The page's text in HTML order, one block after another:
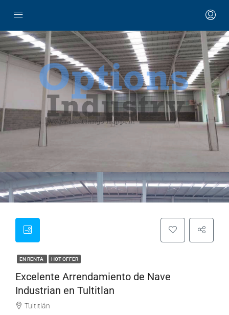
EN RENTA HOT OFFER
Excelente Arrendamiento de Nave
Industrian en Tultitlan
Tultitlán